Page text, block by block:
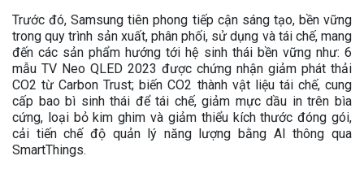
Trước đó, Samsung tiên phong tiếp cận sáng tạo, bền vững
trong quy trình sản xuất, phân phối, sử dụng và tái chế, mang
đến các sản phẩm hướng tới hệ sinh thái bền vững như: 6
mẫu TV Neo QLED 2023 được chứng nhận giảm phát thải
CO2 từ Carbon Trust; biến CO2 thành vật liệu tái chế, cung
cấp bao bì sinh thái để tái chế, giảm mực dầu in trên bìa
cứng, loại bỏ kim ghim và giảm thiểu kích thước đóng gói,
cải tiến chế độ quản lý năng lượng bằng AI thông qua
SmartThings.